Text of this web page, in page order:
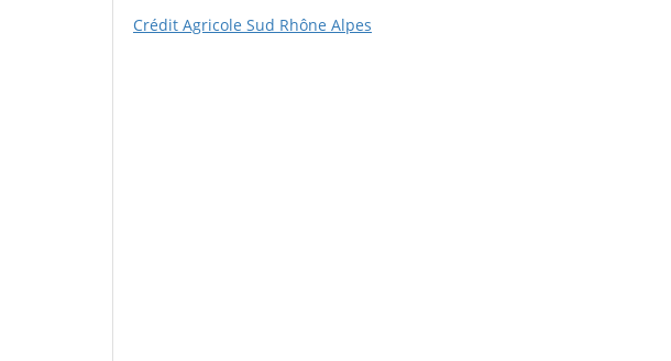
Crédit Agricole Sud Rhône Alpes